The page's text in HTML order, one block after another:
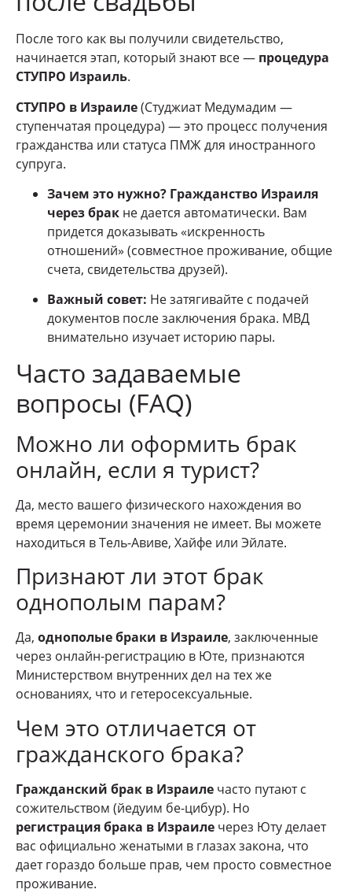
После того как вы получили свидетельство,
начинается этап, который знают все — процедура
СТУПРО Израиль.
СТУПРО в Израиле(Студжиат Медумадим —
ступенчатая процедура) — это процесс получения
гражданства или статуса ПМЖ для иностранного
супруга.
Зачем это нужно? Гражданство Израиля
через брак не дается автоматически. Вам
придется доказывать «искренность
отношений» (совместное проживание, общие
счета, свидетельства друзей).
Важный совет: Не затягивайте с подачей
документов после заключения брака. МВД
внимательно изучает историю пары.
Часто задаваемые
вопросы (FAQ)
Можно ли оформить брак
онлайн, если я турист?
Да, место вашего физического нахождения во
время церемонии значения не имеет. Вы можете
находиться в Тель-Авиве, Хайфе или Эйлате.
Признают ли этот брак
однополым парам?
Да, однополые браки в Израиле, заключенные
через онлайн-регистрацию в Юте, признаются
Министерством внутренних дел на тех же
основаниях, что и гетеросексуальные.
Чем это отличается от
гражданского брака?
Гражданский брак в Израиле часто путают с
сожительством (йедуим бе-цибур). Но
регистрация брака в Израиле через Юту делает
вас официально женатыми в глазах закона, что
дает гораздо больше прав, чем просто совместное
проживание.